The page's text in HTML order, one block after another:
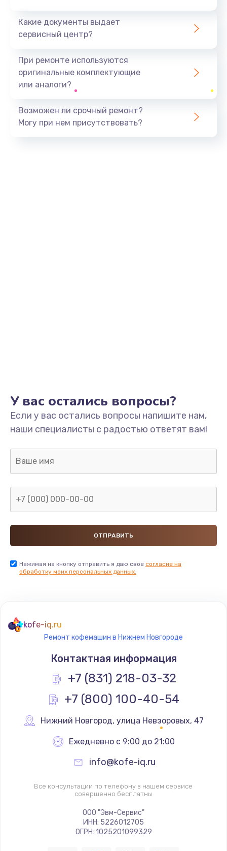
Какие документы выдает
сервисный центр?
При ремонте используются
оригинальные комплектующие
или аналоги?
Возможен ли срочный ремонт?
Могу при нем присутствовать?
У вас остались вопросы?
Если у вас остались вопросы напишите нам,
наши специалисты с радостью ответят вам!
Нажимая на кнопку отправить я даю свое согласие на
обработку моих персональных данных.
kofe-iq.ru
Ремонт кофемашин в Нижнем Новгороде
Контактная информация
+7 (831) 218-03-32
+7 (800) 100-40-54
Нижний Новгород, улица Невзоровых, 47
Ежедневно с 9:00 до 21:00
info@kofe-iq.ru
Все консультации по телефону в нашем сервисе
совершенно бесплатны
ООО "Эвм-Сервис"
ИНН: 5226012705
ОГРН: 1025201099329